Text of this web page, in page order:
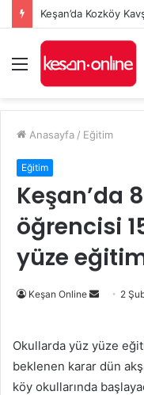
Keşan’da Kozköy
Menü
Anasayfa / Eğitim
Eğitim
Keşan’da
öğrencisi
yüze
Keşan Online
Bir
2
Okullarda yüz yüze
beklenen karar dün
köy okullarında